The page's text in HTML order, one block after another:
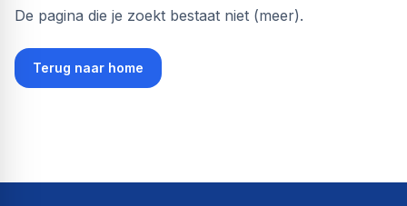
De pagina die je zoekt bestaat niet (meer).
Terug naar home